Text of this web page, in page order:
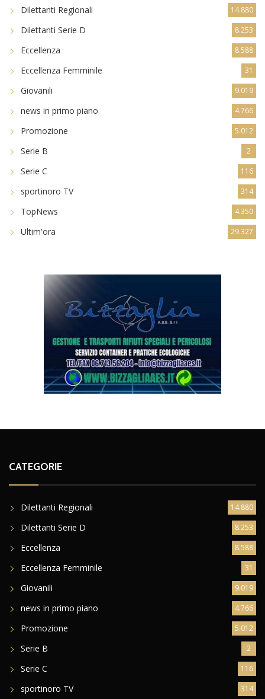
Dilettanti Regionali 14.880
Dilettanti Serie D 8.253
Eccellenza 8.588
Eccellenza Femminile 31
Giovanili 9.019
news in primo piano 4.766
Promozione 5.012
Serie B 2
Serie C 116
sportinoro TV 314
TopNews 4.350
Ultim'ora 29.327
CATEGORIE
Dilettanti Regionali 14.880
Dilettanti Serie D 8.253
Eccellenza 8.588
Eccellenza Femminile 31
Giovanili 9.019
news in primo piano 4.766
Promozione 5.012
Serie B 2
Serie C 116
sportinoro TV 314